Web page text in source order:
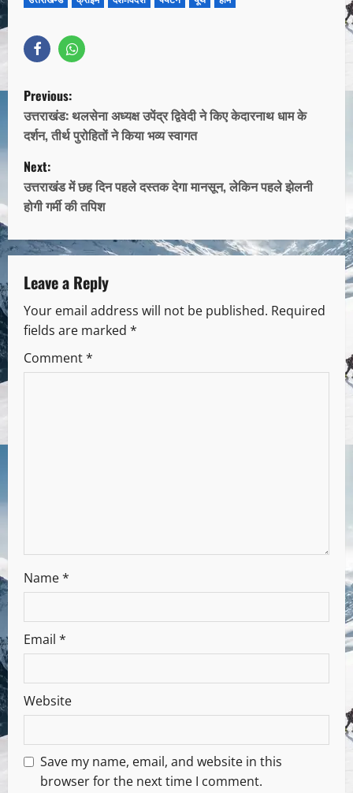
Previous:
उत्तराखंड: थलसेना अध्यक्ष उपेंद्र द्विवेदी ने किए केदारनाथ धाम के
दर्शन, तीर्थ पुरोहितों ने किया भव्य स्वागत
Next:
उत्तराखंड में छह दिन पहले दस्तक देगा मानसून, लेकिन पहले झेलनी
होगी गर्मी की तपिश
Leave a Reply
Your email address will not be published. Required
fields are marked *
Comment*
Name*
Email *
Website
Save my name, email, and website in this
browser for the next time I comment.